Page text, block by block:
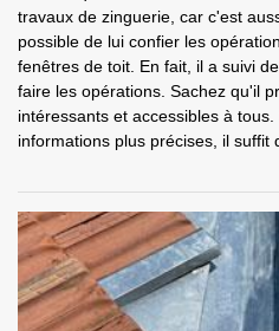
travaux de zinguerie, car c'est
possible de lui confier les
fenêtres de toit. En fait, il a suivi
faire les opérations. Sachez qu'il
intéressants et accessibles à
informations plus précises, il suffit